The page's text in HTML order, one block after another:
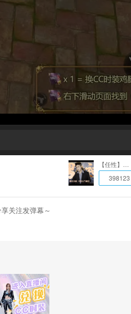
398123
关注发弹幕～